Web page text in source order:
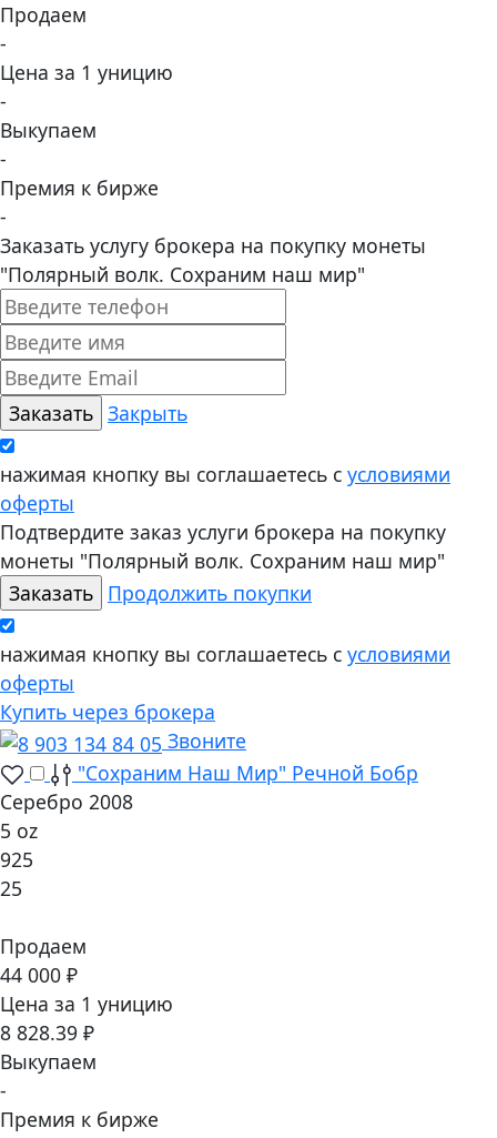
Продаем
-
Цена за 1 уницию
-
Выкупаем
-
Премия к бирже
-
Заказать услугу брокера на покупку монеты
"Полярный волк. Сохраним наш мир"
Закрыть
нажимая кнопку вы соглашаетесь с условиями
оферты
Подтвердите заказ услуги брокера на покупку
монеты "Полярный волк. Сохраним наш мир"
Продолжить покупки
нажимая кнопку вы соглашаетесь с условиями
оферты
Купить через брокера
Звоните
"Сохраним Наш Мир" Речной Бобр
Серебро 2008
5 oz
925
25
Продаем
44 000 ₽
Цена за 1 уницию
8 828.39 ₽
Выкупаем
-
Премия к бирже